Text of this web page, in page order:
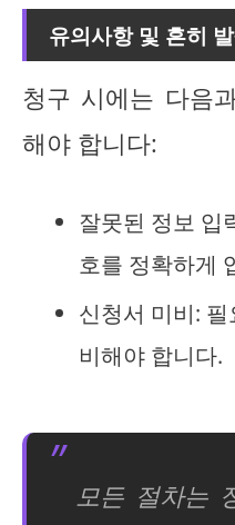
유의사항 및 흔히
청구 시에는 다음
해야 합니다:
잘못된 정보 입
호를 정확하게
신청서 미비:
비해야 합니다.
모든 절차는